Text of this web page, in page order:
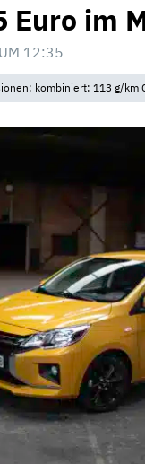
Euro im
12:35
kombiniert: 113 g/km